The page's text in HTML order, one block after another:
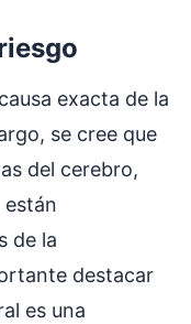
exacta de la
se cree que
del cerebro,
están
de la
destacar
es una